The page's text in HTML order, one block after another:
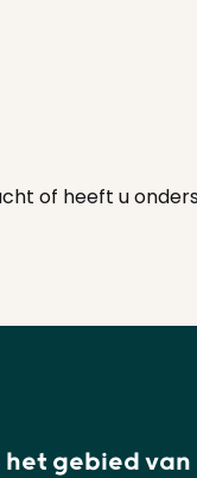
of heeft u
gebied van